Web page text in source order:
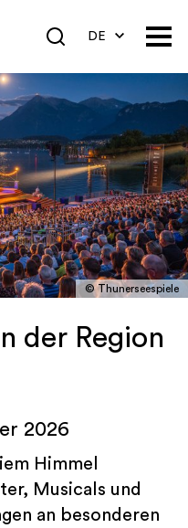
DE
FR
© Thunerseespiele
der Region
2026
Himmel
Musicals und
an besonderen